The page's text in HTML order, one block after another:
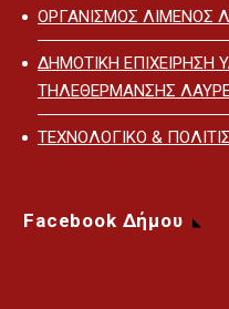
ΟΡΓΑΝΙΣΜΟΣ ΛΙΜΕΝΟΣ
ΔΗΜΟΤΙΚΗ ΕΠΙΧΕΙΡΗΣΗ
ΤΗΛΕΘΕΡΜΑΝΣΗΣ
ΤΕΧΝΟΛΟΓΙΚΟ &
Facebook Δήμου